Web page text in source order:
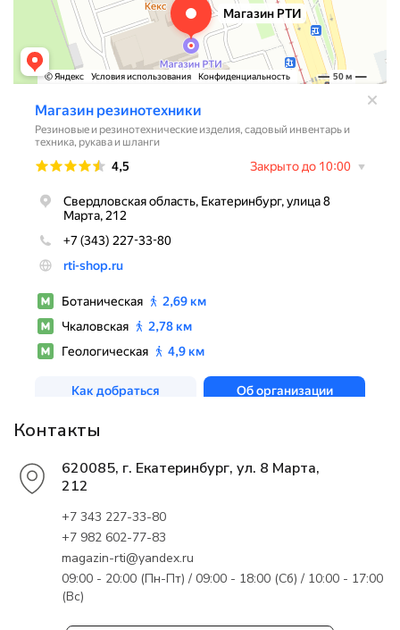
Контакты
620085, г. Екатеринбург, ул. 8 Марта,
212
+7 343 227-33-80
+7 982 602-77-83
magazin-rti@yandex.ru
09:00 - 20:00 (Пн-Пт) / 09:00 - 18:00 (Сб) / 10:00 - 17:00
(Вс)